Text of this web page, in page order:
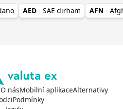
AED - SAE dirham AFN -
O násMobilní aplikaceAlternativy
Podmínky